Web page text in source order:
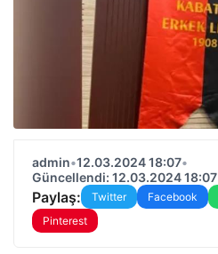
admin•12.03.2024 18:07•
Güncellendi: 12.03.2024 18:07
Paylaş: Twitter Facebook
Pinterest